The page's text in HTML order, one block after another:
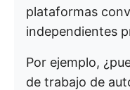
plataformas
independientes
Por ejemplo,
de trabajo de